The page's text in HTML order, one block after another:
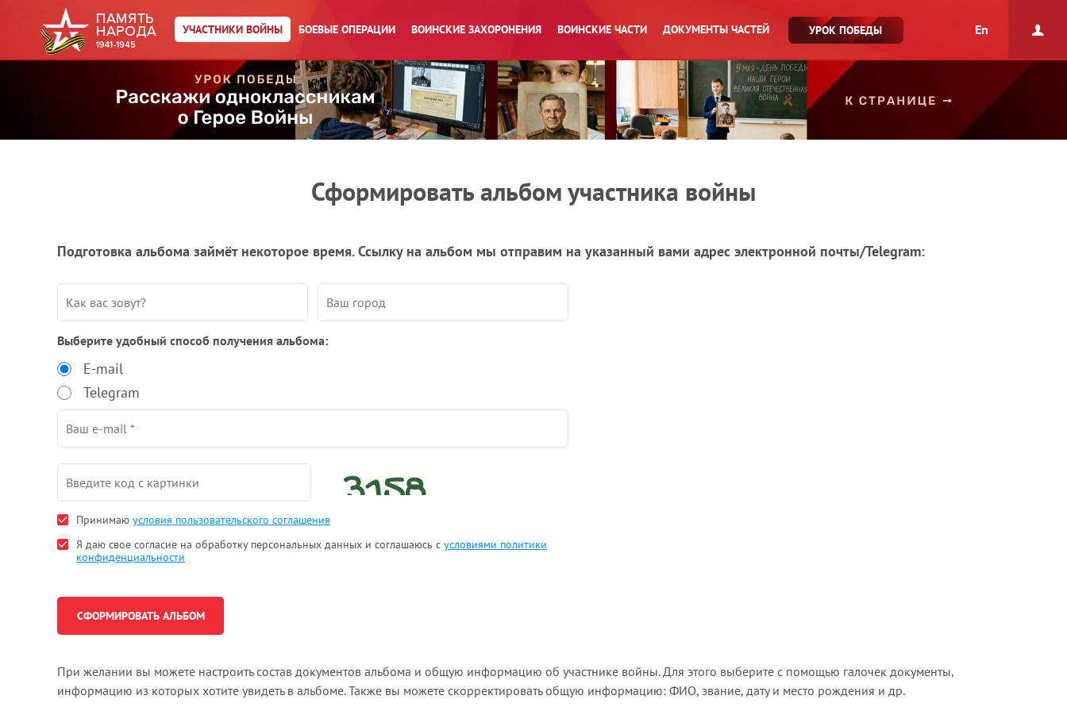
УЧАСТНИКИ ВОЙНЫ БОЕВЫЕ ОПЕРАЦИИ ВОИНСКИЕ ЗАХОРОНЕНИЯ ВОИНСКИЕ ЧАСТИ ДОКУМЕНТЫ ЧАСТЕЙ УРОК ПОБЕДЫ En
Сформировать альбом участника войны
Подготовка альбома займёт некоторое время. Ссылку на альбом мы отправим на указанный вами адрес электронной почты/Telegram:
Выберите удобный способ получения альбома:
E-mail
Telegram
Принимаю условия пользовательского соглашения
Я даю свое согласие на обработку персональных данных и соглашаюсь с условиями политики
конфиденциальности
При желании вы можете настроить состав документов альбома и общую информацию об участнике войны. Для этого выберите с помощью галочек документы,
информацию из которых хотите увидеть в альбоме. Также вы можете скорректировать общую информацию: ФИО, звание, дату и место рождения и др.